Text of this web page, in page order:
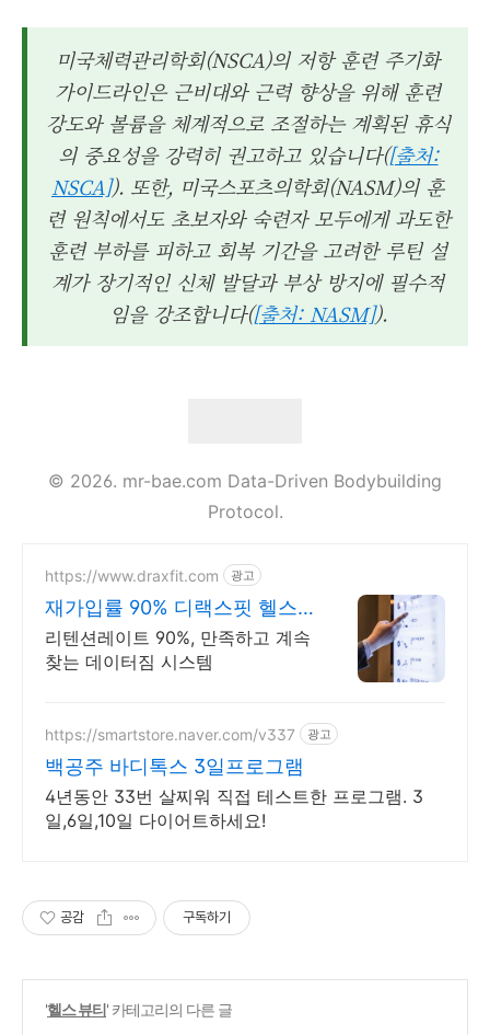
미국체력관리학회(NSCA)의 저항 훈련 주기화
가이드라인은 근비대와 근력 향상을 위해 훈련
강도와 볼륨을 체계적으로 조절하는 계획된 휴식
의 중요성을 강력히 권고하고 있습니다([출처:
NSCA]). 또한, 미국스포츠의학회(NASM)의 훈
련 원칙에서도 초보자와 숙련자 모두에게 과도한
훈련 부하를 피하고 회복 기간을 고려한 루틴 설
계가 장기적인 신체 발달과 부상 방지에 필수적
임을 강조합니다([출처: NASM]).
© 2026. mr-bae.com Data-Driven Bodybuilding
Protocol.
https://www.draxfit.com 광고
재가입률 90% 디랙스핏 헬스
장 통합관리 디랙스핏
리텐션레이트 90%, 만족하고 계속
찾는 데이터짐 시스템
https://smartstore.naver.com/v337 광고
백공주 바디톡스 3일프로그램
4년동안 33번 살찌워 직접 테스트한 프로그램. 3
일,6일,10일 다이어트하세요!
공감 구독하기
'헬스 뷰티' 카테고리의 다른 글